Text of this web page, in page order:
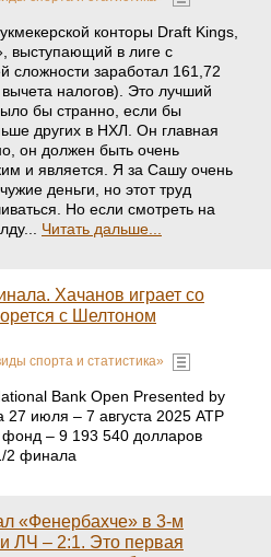
конторы Draft Kings,
выступающий в лиге с
сложности заработал 161,72
налогов). Это лучший
бы странно, если бы
других в НХЛ. Он главная
он должен быть очень
и является. Я за Сашу очень
деньги, но этот труд
Но если смотреть на
Читать дальше...
Хачанов играет со
с Шелтоном
спорта и статистика»
Bank Open Presented by
27 июля – 7 августа 2025 ATP
– 9 193 540 долларов
2 финала
«Фенербахче» в 3-м
ЛЧ – 2:1. Это первая